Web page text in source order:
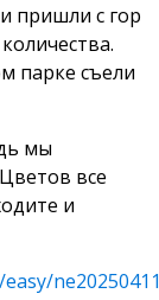
пришли с гор
парке съели
мы
все
и